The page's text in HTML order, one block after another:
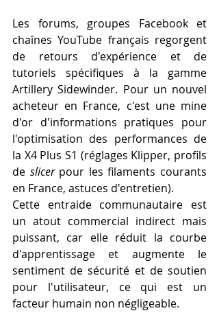
Les forums, groupes Facebook et
chaînes YouTube français regorgent
de retours d'expérience et de
tutoriels spécifiques à la gamme
Artillery Sidewinder. Pour un nouvel
acheteur en France, c'est une mine
d'or d'informations pratiques pour
l'optimisation des performances de
la X4 Plus S1 (réglages Klipper, profils
de slicer pour les filaments courants
en France, astuces d'entretien).
Cette entraide communautaire est
un atout commercial indirect mais
puissant, car elle réduit la courbe
d'apprentissage et augmente le
sentiment de sécurité et de soutien
pour l'utilisateur, ce qui est un
facteur humain non négligeable.